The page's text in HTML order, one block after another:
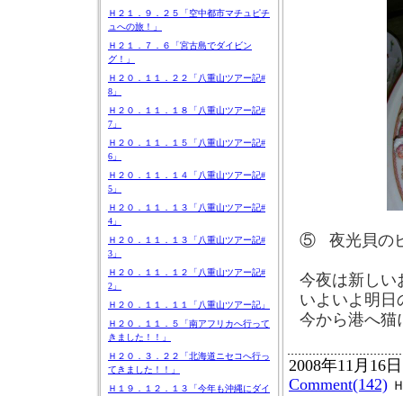
Ｈ２１．９．２５「空中都市マチュピチ
ュへの旅！」
Ｈ２１．７．６「宮古島でダイビン
グ！」
Ｈ２０．１１．２２「八重山ツアー記#
8」
Ｈ２０．１１．１８「八重山ツアー記#
7」
Ｈ２０．１１．１５「八重山ツアー記#
6」
Ｈ２０．１１．１４「八重山ツアー記#
5」
Ｈ２０．１１．１３「八重山ツアー記#
4」
Ｈ２０．１１．１３「八重山ツアー記#
3」
Ｈ２０．１１．１２「八重山ツアー記#
2」
Ｈ２０．１１．１１「八重山ツアー記」
Ｈ２０．１１．５「南アフリカへ行って
きました！！」
Ｈ２０．３．２２「北海道ニセコへ行っ
てきました！！」
Ｈ１９．１２．１３「今年も沖縄にダイ
⑤ 夜光貝の
今夜は新しい
いよいよ明日
今から港へ猫
2008年11月16
Comment(142)